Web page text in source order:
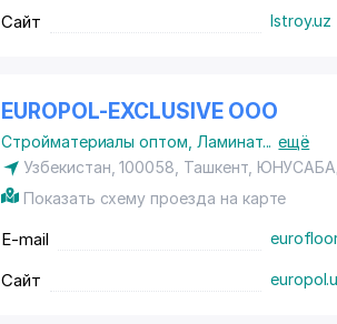
Сайт lstroy.uz
EUROPOL-EXCLUSIVE ООО
Стройматериалы оптом Ламинат... ещё
Узбекистан, 100058, Ташкент,
Показать схему проезда на карте
E-mail
Сайт